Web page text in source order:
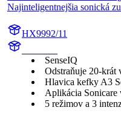
Najinteligentnejšia sonická
HX9992/11
SenseIQ
Odstraňuje 20-krát
Hlavica kefky A3
Aplikácia Sonicare
5 režimov a 3